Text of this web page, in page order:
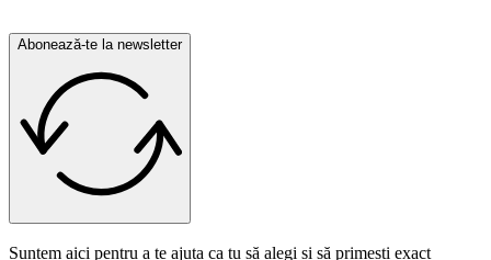
Abonează-te la newsletter
Suntem aici pentru a te ajuta ca tu să alegi și să primești exact